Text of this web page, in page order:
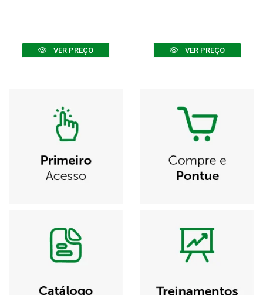
VER PREÇO VER PREÇO